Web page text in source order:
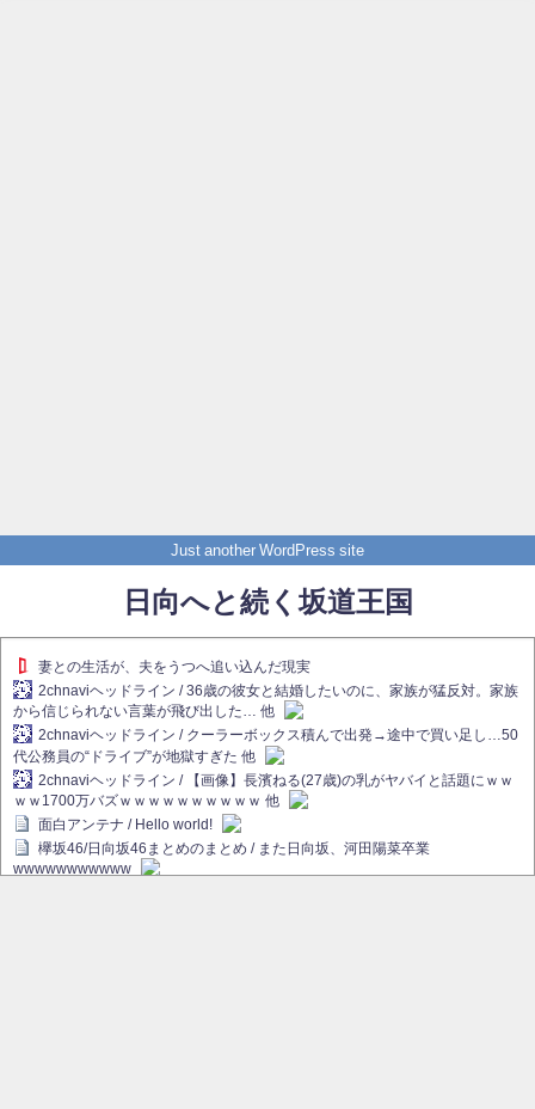
Just another WordPress site
日向へと続く坂道王国
妻との生活が、夫をうつへ追い込んだ現実
2chnaviヘッドライン / 36歳の彼女と結婚したいのに、家族が猛反対。家族
から信じられない言葉が飛び出した… 他
2chnaviヘッドライン / クーラーボックス積んで出発→途中で買い足し…50
代公務員の“ドライブ”が地獄すぎた 他
2chnaviヘッドライン / 【画像】長濱ねる(27歳)の乳がヤバイと話題にｗｗ
ｗｗ1700万バズｗｗｗｗｗｗｗｗｗｗ 他
面白アンテナ / Hello world!
欅坂46/日向坂46まとめのまとめ / また日向坂、河田陽菜卒業
wwwwwwwwwww